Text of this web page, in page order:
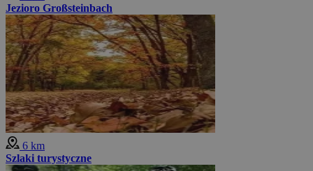
Jezioro Großsteinbach
6 km
Szlaki turystyczne